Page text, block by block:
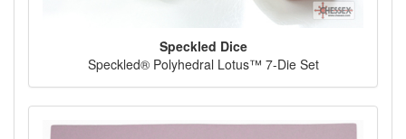
Speckled Dice
Speckled® Polyhedral Lotus™ 7-Die Set